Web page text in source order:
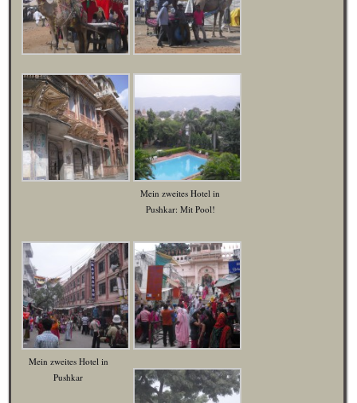
Mein zweites Hotel in
Pushkar: Mit Pool!
Mein zweites Hotel in
Pushkar